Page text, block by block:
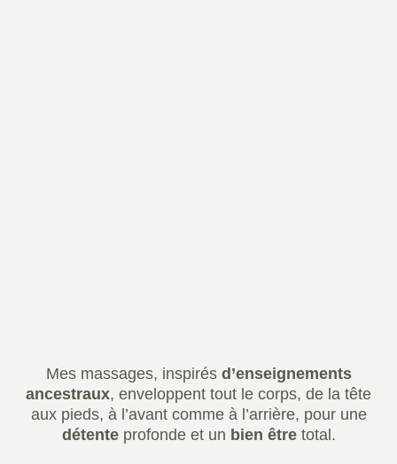
Mes massages, inspirés d’enseignements
ancestraux, enveloppent tout le corps, de la tête
aux pieds, à l’avant comme à l’arrière, pour une
détenteprofonde et un bien êtretotal.